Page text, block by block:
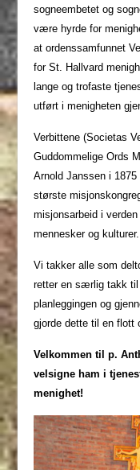
sogneembetet og
være hyrde for
at ordenssamfunnet
for St. Hallvard
lange og trofaste
utført i menigheten
Verbittene (Societas
Guddommelige Ords
Arnold Janssen i
største
misjonsarbeid i
mennesker og kulturer.
Vi takker alle som
retter en særlig takk til
planleggingen og
gjorde dette til en flott
Velkommen til p.
velsigne ham i
menighet!